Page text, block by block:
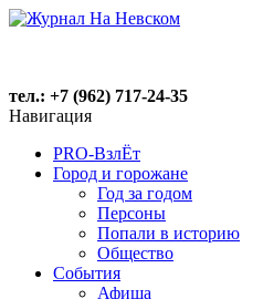
тел.: +7 (962) 717-24-35
Навигация
PRO-ВзлЁт
Город и горожане
Год за годом
Персоны
Попали в историю
Общество
События
Афиша